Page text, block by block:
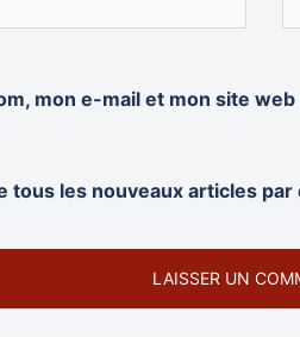
mon e-mail et mon site
tous les nouveaux articles par